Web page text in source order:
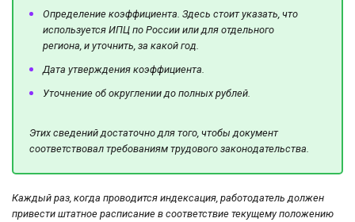
Определение коэффициента. Здесь стоит указать, что
используется ИПЦ по России или для отдельного
региона, и уточнить, за какой год.
Дата утверждения коэффициента.
Уточнение об округлении до полных рублей.
Этих сведений достаточно для того, чтобы документ
соответствовал требованиям трудового законодательства.
Каждый раз, когда проводится индексация, работодатель должен
привести штатное расписание в соответствие текущему положению